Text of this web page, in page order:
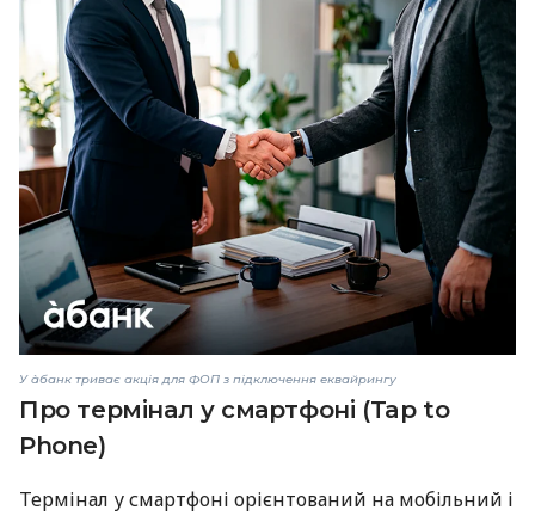
У àбанк триває акція для ФОП з підключення еквайрингу
Про термінал у смартфоні (Tap to
Phone)
Термінал у смартфоні орієнтований на мобільний і